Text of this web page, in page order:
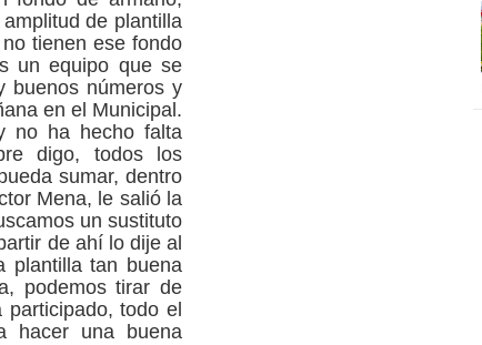
de plantilla
tienen ese fondo
un equipo que se
buenos números y
en el Municipal.
no ha hecho falta
digo, todos los
sumar, dentro
Mena, le salió la
un sustituto
de ahí lo dije al
plantilla tan buena
podemos tirar de
todo el
hacer una buena